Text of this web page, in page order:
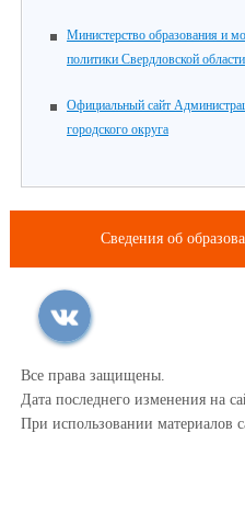
Министерство образования и
политики Свердловской области
Официальный сайт
городского округа
Сведения об
Все права защищены.
Дата последнего изменения на
При использовании материалов